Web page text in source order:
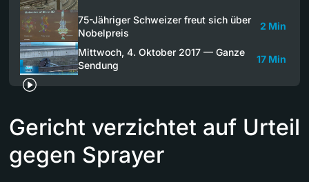
75-Jähriger Schweizer freut sich über
Nobelpreis
2 Min
Mittwoch, 4. Oktober 2017 — Ganze
Sendung
17 Min
Gericht verzichtet auf Urteil
gegen Sprayer